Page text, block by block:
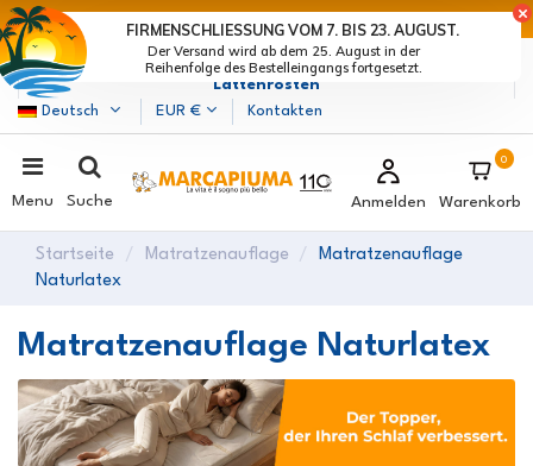
Marcapiuma| Hersteller von Matratzen, Kissen und
Lattenrosten
Deutsch
EUR € Kontakten
Menu Suche Anmelden
0
Warenkorb
Startseite Matratzenauflage
Matratzenauflage
Naturlatex
Matratzenauflage Naturlatex
Der Versand wird ab dem 25. August in der
Reihenfolge des Bestelleingangs fortgesetzt.
FIRMENSCHLIESSUNG VOM 7. BIS 23. AUGUST.